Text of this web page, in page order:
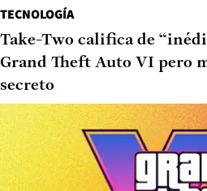
TECNOLOGÍA
Take-Two califica de
Grand Theft Auto VI pero
secreto